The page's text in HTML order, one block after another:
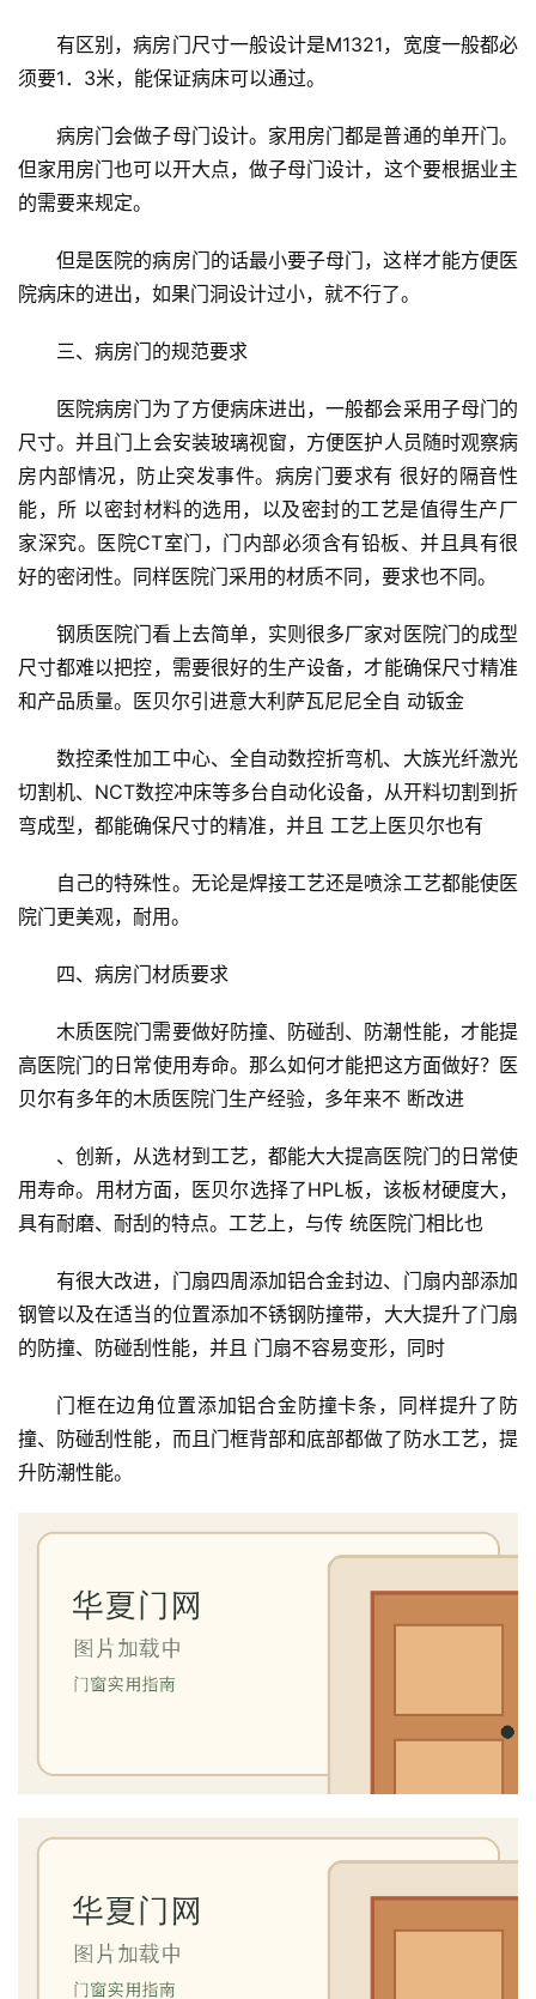
卧
卫
门
门
铸
铝
门
安
装
装
维
门
联
系
登录 注册
有区别，病房门尺寸一般设计是M1321，宽度一般都必
须要1．3米，能保证病床可以通过。
病房门会做子母门设计。家用房门都是普通的单开门。
但家用房门也可以开大点，做子母门设计，这个要根据业主
的需要来规定。
但是医院的病房门的话最小要子母门，这样才能方便医
院病床的进出，如果门洞设计过小，就不行了。
三、病房门的规范要求
医院病房门为了方便病床进出，一般都会采用子母门的
尺寸。并且门上会安装玻璃视窗，方便医护人员随时观察病
房内部情况，防止突发事件。病房门要求有 很好的隔音性
能，所 以密封材料的选用，以及密封的工艺是值得生产厂
家深究。医院CT室门，门内部必须含有铅板、并且具有很
好的密闭性。同样医院门采用的材质不同，要求也不同。
钢质医院门看上去简单，实则很多厂家对医院门的成型
尺寸都难以把控，需要很好的生产设备，才能确保尺寸精准
和产品质量。医贝尔引进意大利萨瓦尼尼全自 动钣金
数控柔性加工中心、全自动数控折弯机、大族光纤激光
切割机、NCT数控冲床等多台自动化设备，从开料切割到折
弯成型，都能确保尺寸的精准，并且 工艺上医贝尔也有
自己的特殊性。无论是焊接工艺还是喷涂工艺都能使医
院门更美观，耐用。
四、病房门材质要求
木质医院门需要做好防撞、防碰刮、防潮性能，才能提
高医院门的日常使用寿命。那么如何才能把这方面做好？医
贝尔有多年的木质医院门生产经验，多年来不 断改进
、创新，从选材到工艺，都能大大提高医院门的日常使
用寿命。用材方面，医贝尔选择了HPL板，该板材硬度大，
具有耐磨、耐刮的特点。工艺上，与传 统医院门相比也
有很大改进，门扇四周添加铝合金封边、门扇内部添加
钢管以及在适当的位置添加不锈钢防撞带，大大提升了门扇
的防撞、防碰刮性能，并且 门扇不容易变形，同时
门框在边角位置添加铝合金防撞卡条，同样提升了防
撞、防碰刮性能，而且门框背部和底部都做了防水工艺，提
升防潮性能。